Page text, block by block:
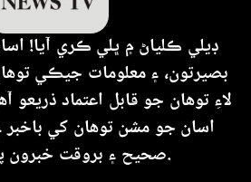
ڊيلي ڪلياڻ ۾ ڀلي ڪري آيا!
بصيرتون، ۽ معلومات جيڪي
لاءِ توهان جو قابل اعتماد ذريعو
اسان جو مشن توهان کي باخبر ۽
صحيح ۽ بروقت خبرون پهچائڻ آهي.